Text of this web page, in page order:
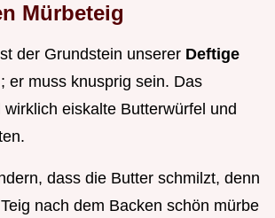
Mürbeteig
der Grundstein unserer Deftige
; er muss knusprig sein. Das
eiskalte Butterwürfel und
dass die Butter schmilzt, denn
nach dem Backen schön mürbe